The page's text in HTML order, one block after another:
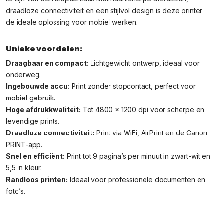
draadloze connectiviteit en een stijlvol design is deze printer
de ideale oplossing voor mobiel werken.
Unieke voordelen:
Draagbaar en compact: Lichtgewicht ontwerp, ideaal voor
onderweg.
Ingebouwde accu: Print zonder stopcontact, perfect voor
mobiel gebruik.
Hoge afdrukkwaliteit: Tot 4800 x 1200 dpi voor scherpe en
levendige prints.
Draadloze connectiviteit: Print via WiFi, AirPrint en de Canon
PRINT-app.
Snel en efficiënt: Print tot 9 pagina’s per minuut in zwart-wit en
5,5 in kleur.
Randloos printen: Ideaal voor professionele documenten en
foto’s.